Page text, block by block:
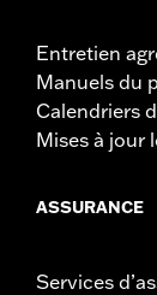
Entretien
Manuels du
Calendriers
Mises à jour
ASSURANCE
Services